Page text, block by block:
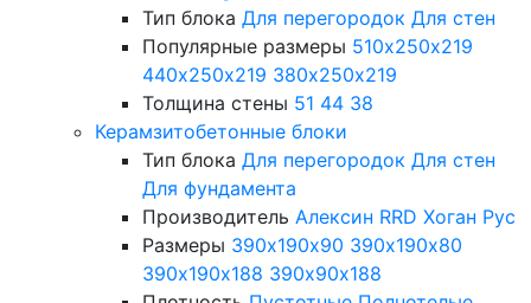
Тип блока Для перегородок Для стен
Популярные размеры 510х250х219
440х250х219 380х250х219
Толщина стены 51 44 38
Керамзитобетонные блоки
Тип блока Для перегородок Для стен
Для фундамента
Производитель Алексин RRD Хоган Рус
Размеры 390х190х90 390х190х80
390х190х188 390х90х188